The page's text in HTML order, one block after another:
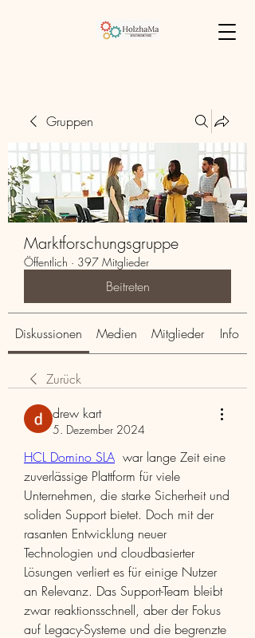
Gruppen
Marktforschungsgruppe
Öffentlich · 397 Mitglieder
Beitreten
Diskussionen Medien Mitglieder Info
Zurück
drew kart
5. Dezember 2024
HCL Domino SLA
  war lange Zeit eine
zuverlässige Plattform für viele
Unternehmen, die starke Sicherheit und
soliden Support bietet. Doch mit der
rasanten Entwicklung neuer
Technologien und cloudbasierter
Lösungen verliert es für einige Nutzer
an Relevanz. Das Support-Team bleibt
zwar reaktionsschnell, aber der Fokus
auf Legacy-Systeme und die begrenzte